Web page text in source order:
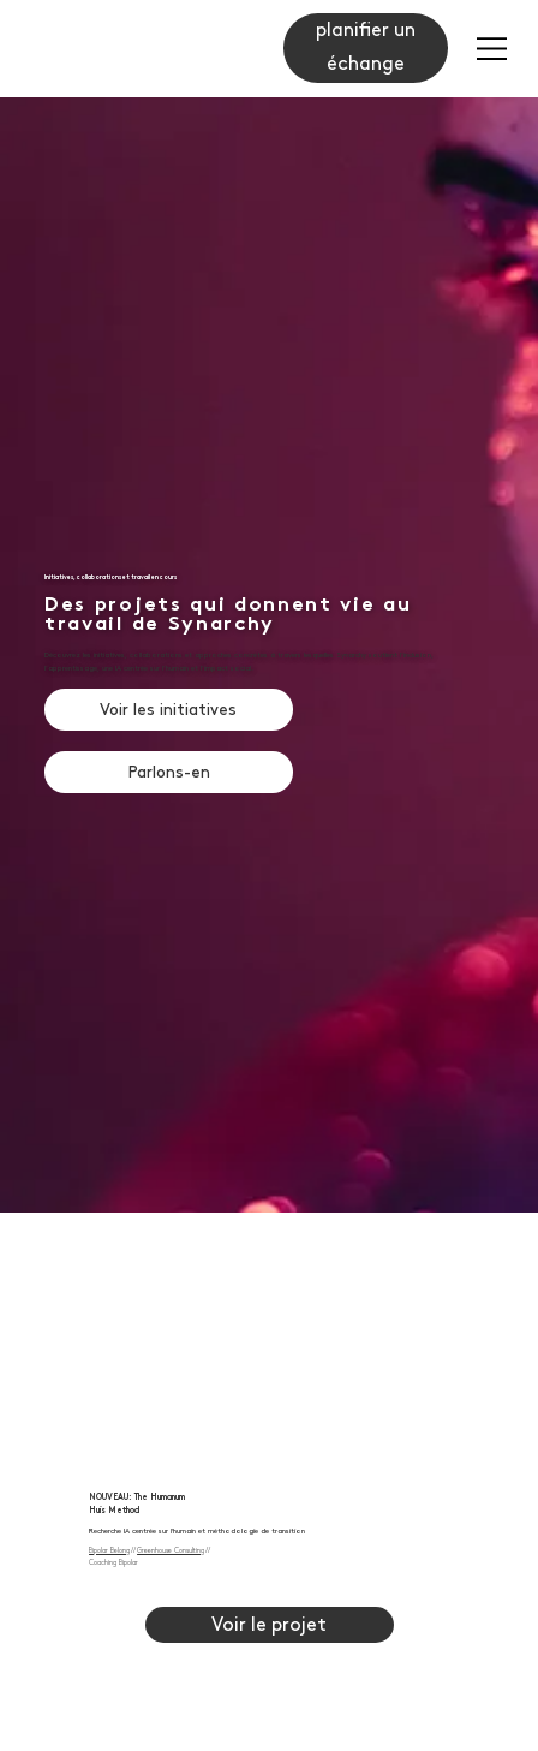
planifier un
échange
Initiatives, collaborations et travail en cours
Des projets qui donnent vie au
travail de Synarchy
Découvrez les initiatives, collaborations et approches concrètes à travers lesquelles Synarchy soutient l’inclusion,
l’apprentissage, une IA centrée sur l’humain et l’impact social.
Voir les initiatives
Parlons-en
NOUVEAU: The Humanum
Huis Method
Recherche IA centrée sur l'humain et méthodologie de transition
Bipolar Belong // Greenhouse Consulting //
Coaching Bipolar
Voir le projet